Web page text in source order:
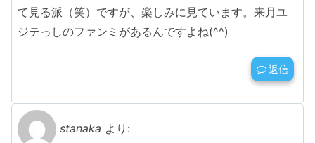
て見る派（笑）ですが、楽しみに見ています。来月ユ
ジテっしのファンミがあるんですよね(^^)
返信
stanaka より: